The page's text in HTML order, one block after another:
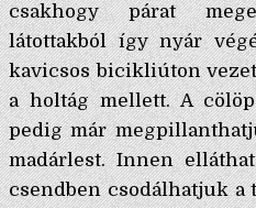
csakhogy párat
látottakból így nyár
kavicsos bicikliúton
a holtág mellett. A
pedig már
madárlest. Innen
csendben csodálhatjuk a